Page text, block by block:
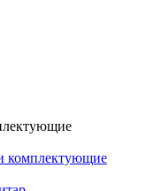
комплектующие